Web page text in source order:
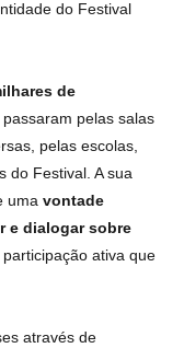
do Festival
de
pelas salas
pelas escolas,
do Festival. A sua
umavontade
e dialogar sobre
participação ativa que
através de